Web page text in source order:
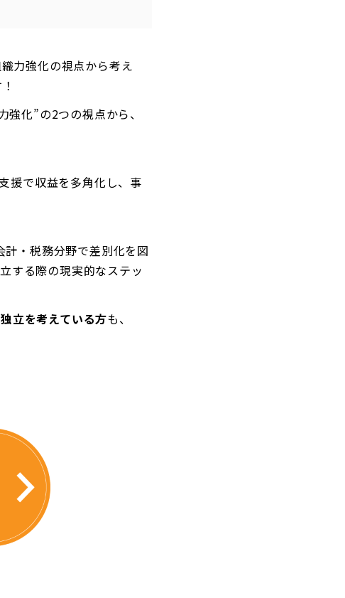
力強化の視点から考え
化”の2つの視点から、
援で収益を多角化し、事
・税務分野で差別化を図
する際の現実的なステッ
立を考えている方も、